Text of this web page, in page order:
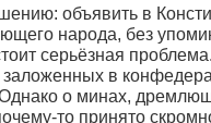
объявить в
народа, без
серьёзная
в
о минах,
то принято